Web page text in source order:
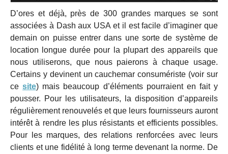
D’ores et déjà, près de 300 grandes marques se sont
associées à Dash aux USA et il est facile d’imaginer que
demain on puisse entrer dans une sorte de système de
location longue durée pour la plupart des appareils que
nous utiliserons, que nous paierons à chaque usage.
Certains y devinent un cauchemar consumériste (voir sur
cesite) mais beaucoup d’éléments pourraient en fait y
pousser. Pour les utilisateurs, la disposition d’appareils
régulièrement renouvelés et que leurs fournisseurs auront
intérêt à rendre les plus résistants et efficients possibles.
Pour les marques, des relations renforcées avec leurs
clients et une fidélité à long terme devenant la norme. De